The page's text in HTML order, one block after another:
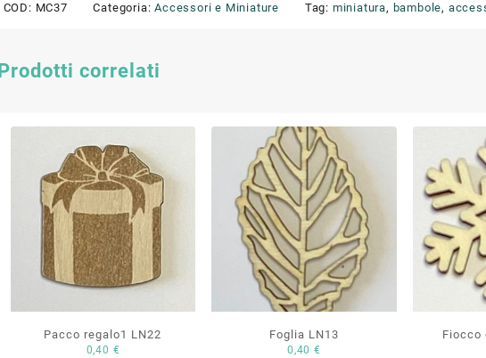
COD: MC37 Categoria:Accessori e Miniature Tag: miniatura, bambole,
Prodotti correlati
Pacco regalo1 LN22
0,40 €
Foglia LN13
0,40€
Fiocco